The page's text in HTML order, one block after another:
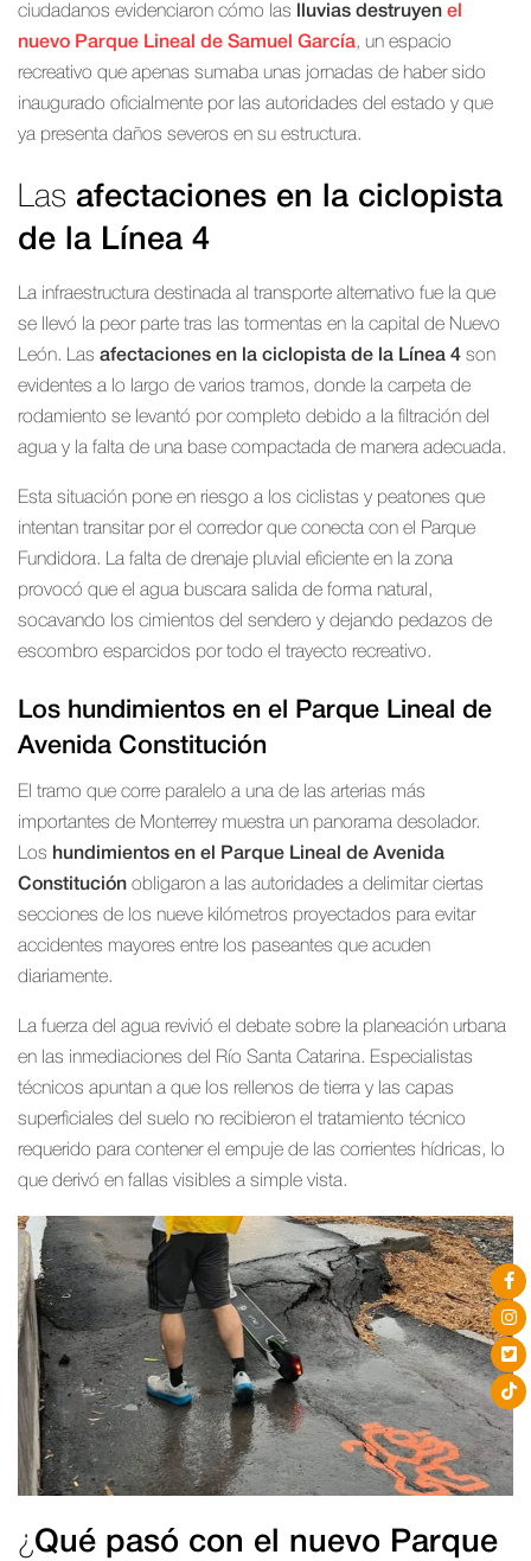
ciudadanos evidenciaron cómo las
lluvias destruyen el
nuevo Parque Lineal de Samuel García, un espacio
recreativo que apenas sumaba unas jornadas de haber sido
inaugurado oficialmente por las autoridades del estado y que
ya presenta daños severos en su estructura.
Las afectaciones en la ciclopista
de la Línea 4
La infraestructura destinada al transporte alternativo fue la que
se llevó la peor parte tras las tormentas en la capital de Nuevo
León. Las afectaciones en la ciclopista de la Línea 4 son
evidentes a lo largo de varios tramos, donde la carpeta de
rodamiento se levantó por completo debido a la filtración del
agua y la falta de una base compactada de manera adecuada.
Esta situación pone en riesgo a los ciclistas y peatones que
intentan transitar por el corredor que conecta con el Parque
Fundidora. La falta de drenaje pluvial eficiente en la zona
provocó que el agua buscara salida de forma natural,
socavando los cimientos del sendero y dejando pedazos de
escombro esparcidos por todo el trayecto recreativo.
Los hundimientos en el Parque Lineal de
Avenida Constitución
El tramo que corre paralelo a una de las arterias más
importantes de Monterrey muestra un panorama desolador.
Los hundimientos en el Parque Lineal de Avenida
Constitución obligaron a las autoridades a delimitar ciertas
secciones de los nueve kilómetros proyectados para evitar
accidentes mayores entre los paseantes que acuden
diariamente.
La fuerza del agua revivió el debate sobre la planeación urbana
en las inmediaciones del Río Santa Catarina. Especialistas
técnicos apuntan a que los rellenos de tierra y las capas
superficiales del suelo no recibieron el tratamiento técnico
requerido para contener el empuje de las corrientes hídricas, lo
que derivó en fallas visibles a simple vista.
¿Qué pasó con el nuevo Parque